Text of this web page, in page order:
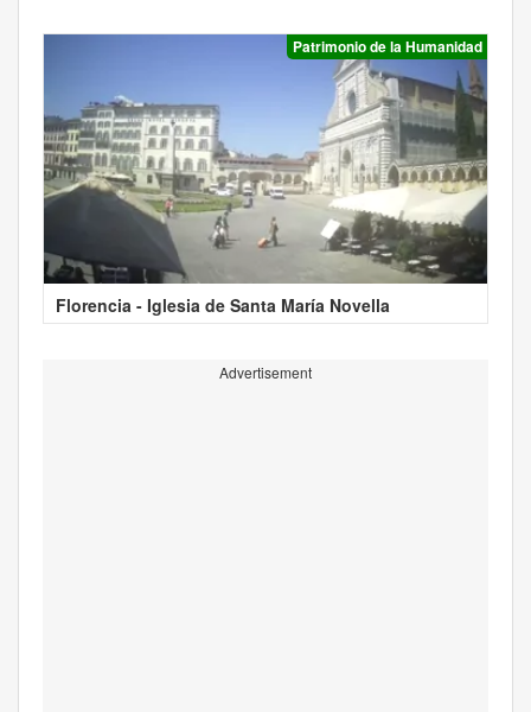
Patrimonio de la Humanidad
Florencia - Iglesia de Santa María Novella
Advertisement